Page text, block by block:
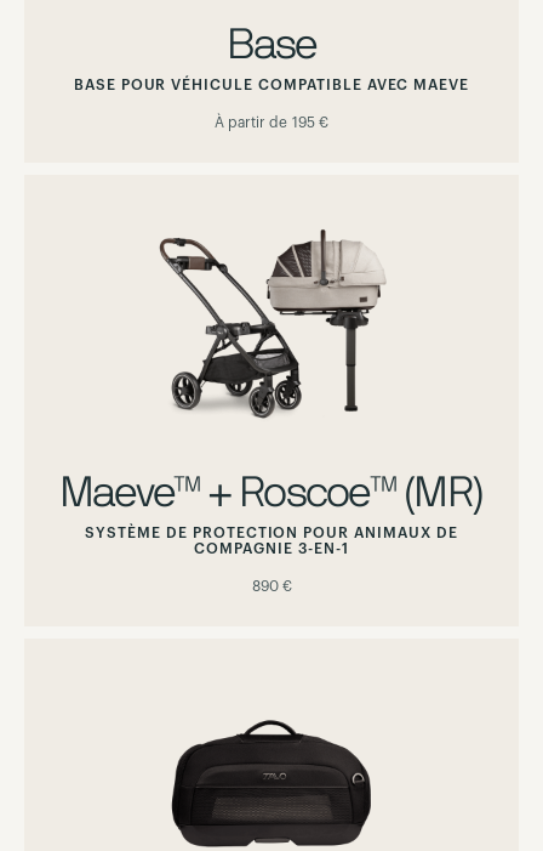
Base
BASE POUR VÉHICULE COMPATIBLE AVEC MAEVE
À partir de 195 €
Maeve™ + Roscoe™ (MR)
SYSTÈME DE PROTECTION POUR ANIMAUX DE
COMPAGNIE 3-EN-1
890 €